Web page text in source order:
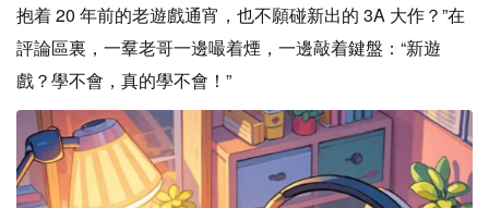
抱着 20 年前的老遊戲通宵，也不願碰新出的 3A 大作？”在
評論區裏，一羣老哥一邊嘬着煙，一邊敲着鍵盤：“新遊
戲？學不會，真的學不會！”